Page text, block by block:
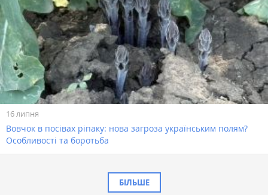
16 липня
Вовчок в посівах ріпаку: нова загроза українським полям?
Особливості та боротьба
БІЛЬШЕ